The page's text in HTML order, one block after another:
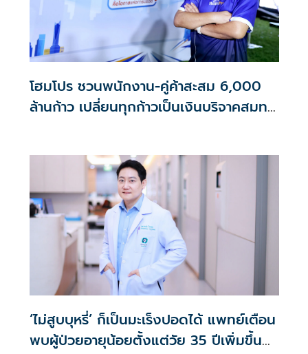
โฮมโปร ชวนพนักงาน-คู่ค้าสะสม 6,000
ล้านก้าว เปลี่ยนทุกก้าวเป็นเงินบริจาคสมทบ
‘ไม่สูบบุหรี่’ ก็เป็นมะเร็งปอดได้ แพทย์เตือน
พบผู้ป่วยอายุน้อยตั้งแต่วัย 35 ปีเพิ่มขึ้น